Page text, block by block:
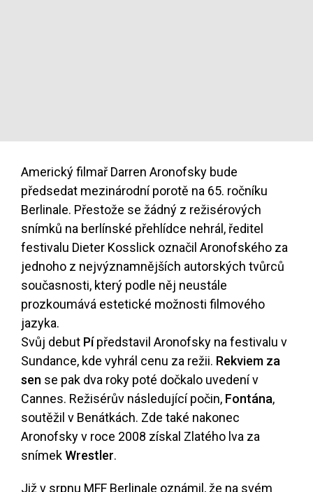
Americký filmař Darren Aronofsky bude
předsedat mezinárodní porotě na 65. ročníku
Berlinale. Přestože se žádný z režisérových
snímků na berlínské přehlídce nehrál, ředitel
festivalu Dieter Kosslick označil Aronofského za
jednoho z nejvýznamnějších autorských tvůrců
současnosti, který podle něj neustále
prozkoumává estetické možnosti filmového
jazyka.
Svůj debut Pípředstavil Aronofsky na festivalu v
Sundance, kde vyhrál cenu za režii. Rekviem za
sen se pak dva roky poté dočkalo uvedení v
Cannes. Režisérův následující počin, Fontána,
soutěžil v Benátkách. Zde také nakonec
Aronofsky v roce 2008 získal Zlatého lva za
snímekWrestler.
Již v srpnu MFF Berlinale oznámil, že na svém